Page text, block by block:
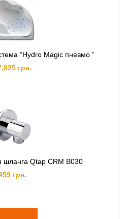
“Hydro Magic пневмо ”
грн.
шланга Qtap CRM B030
грн.